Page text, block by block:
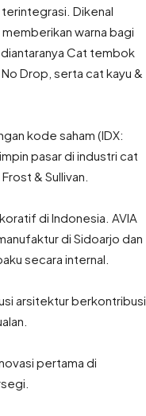
terintegrasi. Dikenal
warna bagi
Cat tembok
Drop, serta cat kayu &
kode saham (IDX:
pasar di industri cat
& Sullivan.
di Indonesia. AVIA
di Sidoarjo dan
secara internal.
arsitektur berkontribusi
pertama di